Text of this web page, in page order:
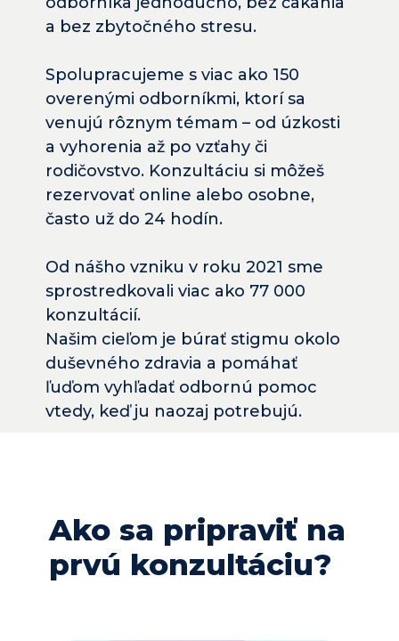
a bez zbytočného stresu.
Spolupracujeme s viac ako 150
overenými odborníkmi, ktorí sa
venujú rôznym témam – od úzkosti
a vyhorenia až po vzťahy či
rodičovstvo. Konzultáciu si môžeš
rezervovať online alebo osobne,
často už do 24 hodín.
Od nášho vzniku v roku 2021 sme
sprostredkovali viac ako 77 000
konzultácií.
Našim cieľom je búrať stigmu okolo
duševného zdravia a pomáhať
ľuďom vyhľadať odbornú pomoc
vtedy, keď ju naozaj potrebujú.
Ako sa pripraviť na
prvú konzultáciu?